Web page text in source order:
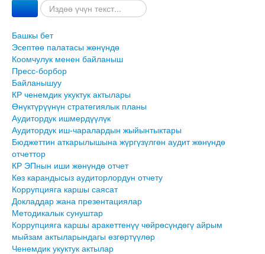
Башкы бет
Эсептөө палатасы жөнүндө
Коомчулук менен байланыш
Пресс-борбор
Байланышуу
КР ченемдик укуктук актылары
Өнүктүрүүнүн стратегиялык планы
Аудитордук ишмердүүлүк
Аудитордук иш-чаралардын жыйынтыктары
Бюджеттин аткарылышына жүргүзүлгөн аудит жөнүндө
отчеттор
КР ЭПнын иши жөнүндө отчет
Көз карандысыз аудиторлордун отчету
Коррупцияга каршы саясат
Докладдар жана презентациялар
Методикалык сунуштар
Коррупцияга каршы аракеттенүү чөйрөсүндөгү айрым
мыйзам актыларындагы өзгөртүүлөр
Ченемдик укуктук актылар